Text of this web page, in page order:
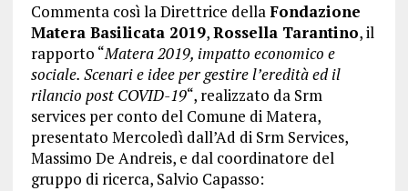
Commenta così la Direttrice dellaFondazione
Matera Basilicata 2019,Rossella Tarantino, il
rapporto “Matera 2019, impatto economico e
sociale. Scenari e idee per gestire l’eredità ed il
rilancio post COVID-19“, realizzato da Srm
services per conto del Comune di Matera,
presentato Mercoledì dall’Ad di Srm Services,
Massimo De Andreis, e dal coordinatore del
gruppo di ricerca, Salvio Capasso: